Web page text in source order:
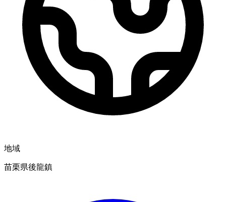
地域
苗栗県後龍鎮